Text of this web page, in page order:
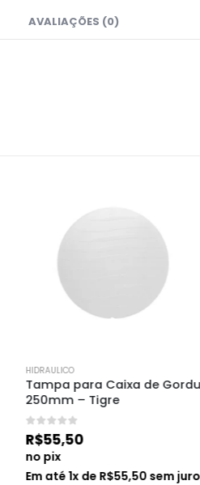
AVALIAÇÕES (0)
HIDRAULICO
Tampa para Caixa de Gordura
250mm – Tigre
de 5
55,50
no pix
Em até1x deR$55,50sem juros